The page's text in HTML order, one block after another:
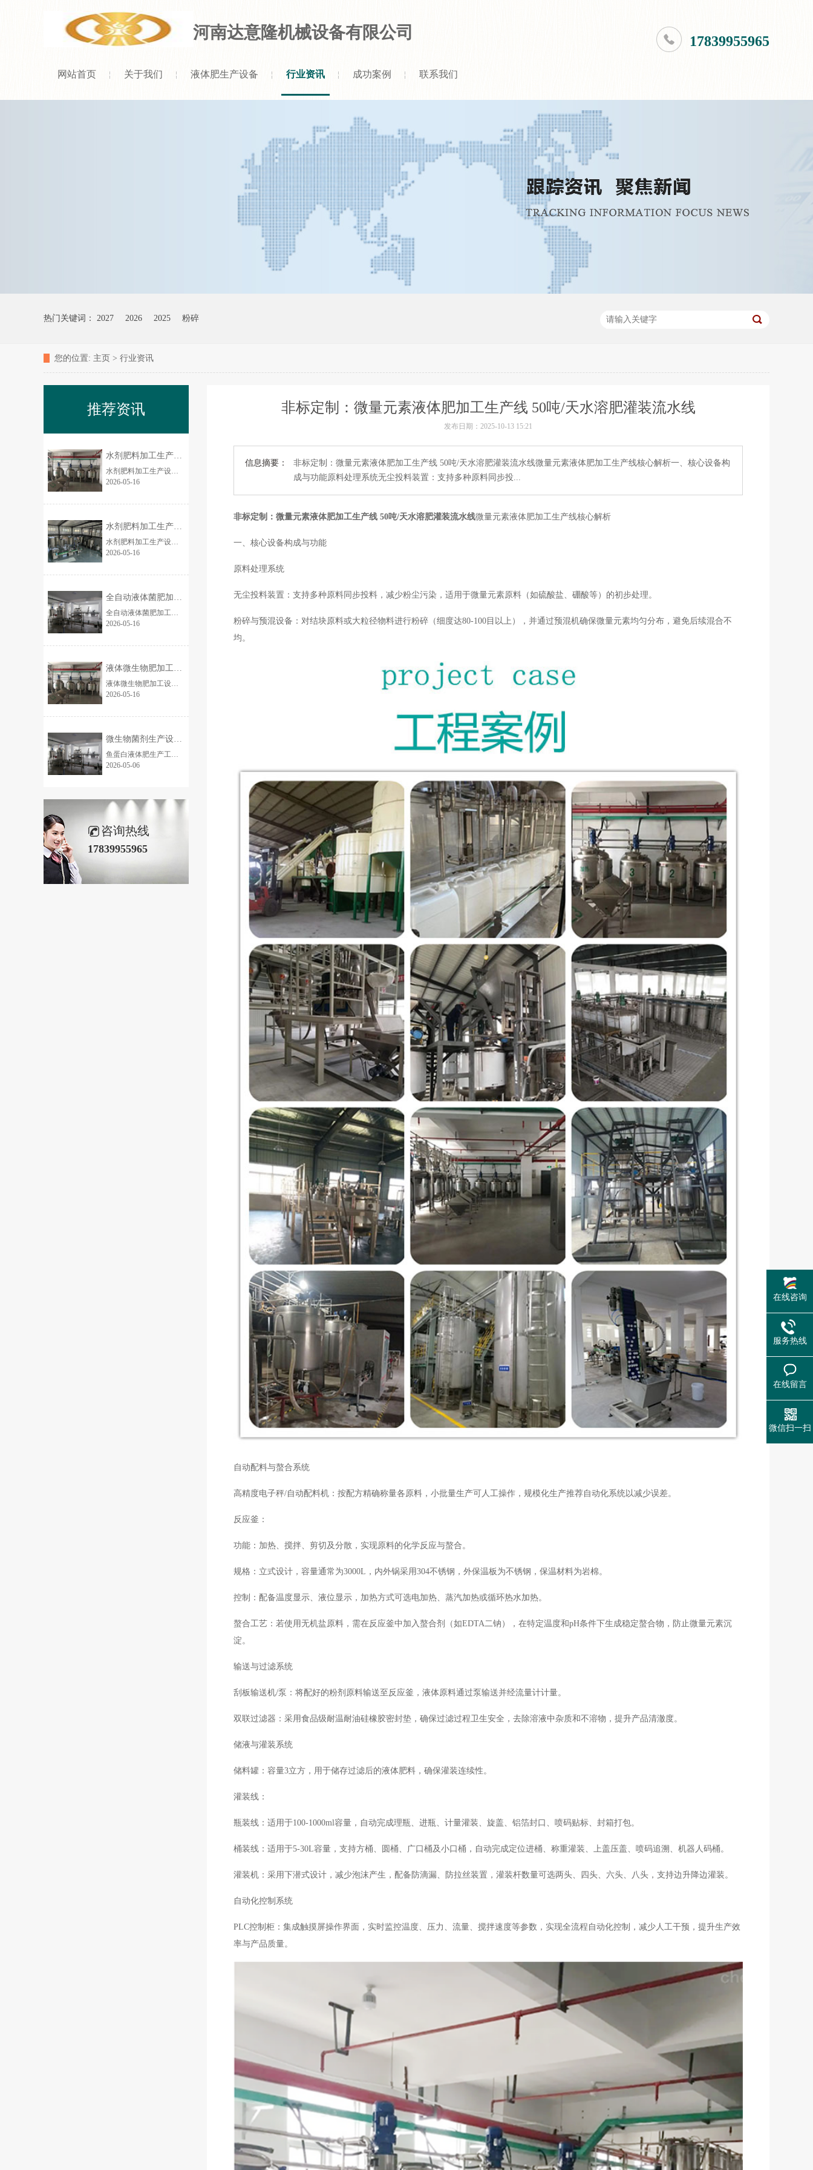
河南达意隆机械设备有限公司 17839955965
网站首页 关于我们 液体肥生产设备 行业资讯 成功案例 联系我们
热门关键词： 2027 2026 2025 粉碎
您的位置: 主页 > 行业资讯
非标定制：微量元素液体肥加工生产线 50吨/天水溶肥灌装流水线
发布日期：2025-10-13 15:21
信息摘要：
非标定制：微量元素液体肥加工生产线 50吨/天水溶肥灌装流水线微量元素液体肥加工生产线核心解析一、核心设备构
成与功能原料处理系统无尘投料装置：支持多种原料同步投...
非标定制：微量元素液体肥加工生产线 50吨/天水溶肥灌装流水线微量元素液体肥加工生产线核心解析
一、核心设备构成与功能
原料处理系统
无尘投料装置：支持多种原料同步投料，减少粉尘污染，适用于微量元素原料（如硫酸盐、硼酸等）的初步处理。
粉碎与预混设备：对结块原料或大粒径物料进行粉碎（细度达80-100目以上），并通过预混机确保微量元素均匀分布，避免后续混合不
均。
自动配料与螯合系统
高精度电子秤/自动配料机：按配方精确称量各原料，小批量生产可人工操作，规模化生产推荐自动化系统以减少误差。
反应釜：
功能：加热、搅拌、剪切及分散，实现原料的化学反应与螯合。
规格：立式设计，容量通常为3000L，内外锅采用304不锈钢，外保温板为不锈钢，保温材料为岩棉。
控制：配备温度显示、液位显示，加热方式可选电加热、蒸汽加热或循环热水加热。
螯合工艺：若使用无机盐原料，需在反应釜中加入螯合剂（如EDTA二钠），在特定温度和pH条件下生成稳定螯合物，防止微量元素沉
淀。
输送与过滤系统
刮板输送机/泵：将配好的粉剂原料输送至反应釜，液体原料通过泵输送并经流量计计量。
双联过滤器：采用食品级耐温耐油硅橡胶密封垫，确保过滤过程卫生安全，去除溶液中杂质和不溶物，提升产品清澈度。
储液与灌装系统
储料罐：容量3立方，用于储存过滤后的液体肥料，确保灌装连续性。
灌装线：
瓶装线：适用于100-1000ml容量，自动完成理瓶、进瓶、计量灌装、旋盖、铝箔封口、喷码贴标、封箱打包。
桶装线：适用于5-30L容量，支持方桶、圆桶、广口桶及小口桶，自动完成定位进桶、称重灌装、上盖压盖、喷码追溯、机器人码桶。
灌装机：采用下潜式设计，减少泡沫产生，配备防滴漏、防拉丝装置，灌装杆数量可选两头、四头、六头、八头，支持边升降边灌装。
自动化控制系统
PLC控制柜：集成触摸屏操作界面，实时监控温度、压力、流量、搅拌速度等参数，实现全流程自动化控制，减少人工干预，提升生产效
率与产品质量。
推荐资讯
水剂肥料加工生产设备的市场前景如何？
水剂肥料加工生产设备市场前景非常好、确定性强、增长快，是农资装备里近 5 年**稳健的高景气赛道之一，2026—2030 年仍将保持两位数增长。下面从市场规模、驱...
2026-05-16
水剂肥料加工生产设备厂家 3吨/时养殖场
水剂肥料加工生产设备简介 全自动水剂肥料成套生产设备，专业用于大量元素水溶肥、中微量元素肥、氨基酸水剂肥、腐植酸水剂肥、液体菌肥等各类液态肥料规模化生...
2026-05-16
全自动液体菌肥加工流水线设备 10吨桶装
全自动液体菌肥加工流水线设备 整套全自动液体菌肥加工流水线，专业用于液体微生物菌肥、水溶肥、氨基酸液肥、腐殖酸液体肥规模化生产，全程自动化连续作业，工艺成...
2026-05-16
液体微生物肥加工设备厂家（工厂定）液体菌
液体微生物肥加工设备 全套全自动液体微生物肥加工设备，专为液体菌肥、生物营养液、氨基酸液肥、腐殖酸液肥、微量元素液体肥等产品设计，一站式实现从原料投放...
2026-05-16
微生物菌剂生产设备生产厂家 鱼蛋白液体肥
鱼蛋白液体肥生产工艺及设备简要介绍鱼蛋白液体肥以优质鱼副产品为原料，采用低温酶解工艺，搭配专用加工设备，实现标准化、高效化生产，兼顾营养保留与生产便捷性，适配中...
2026-05-06
咨询热线
17839955965
在线咨询
服务热线
在线留言
微信扫一扫